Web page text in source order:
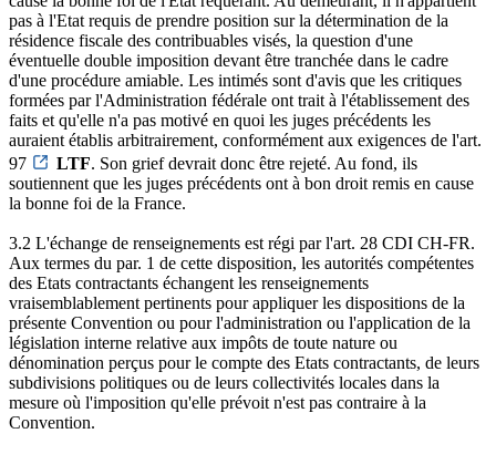
pas à l'Etat requis de prendre position sur la détermination de la
résidence fiscale des contribuables visés, la question d'une
éventuelle double imposition devant être tranchée dans le cadre
d'une procédure amiable. Les intimés sont d'avis que les critiques
formées par l'Administration fédérale ont trait à l'établissement des
faits et qu'elle n'a pas motivé en quoi les juges précédents les
auraient établis arbitrairement, conformément aux exigences de l'art.
97
LTF. Son grief devrait donc être rejeté. Au fond, ils
soutiennent que les juges précédents ont à bon droit remis en cause
la bonne foi de la France.
3.2 L'échange de renseignements est régi par l'art. 28 CDI CH-FR.
Aux termes du par. 1 de cette disposition, les autorités compétentes
des Etats contractants échangent les renseignements
vraisemblablement pertinents pour appliquer les dispositions de la
présente Convention ou pour l'administration ou l'application de la
législation interne relative aux impôts de toute nature ou
dénomination perçus pour le compte des Etats contractants, de leurs
subdivisions politiques ou de leurs collectivités locales dans la
mesure où l'imposition qu'elle prévoit n'est pas contraire à la
Convention.